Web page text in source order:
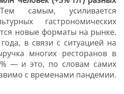
самым, усиливается
гастрономических
новые форматы на рынке.
в связи с ситуацией на
многих ресторанов в
— и это, по словам самих
с временами пандемии.